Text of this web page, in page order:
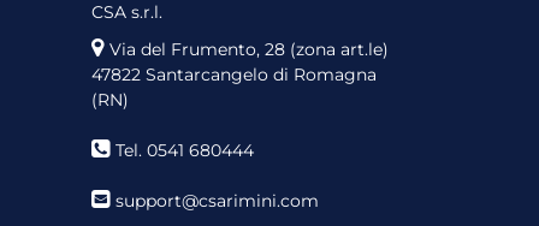
CSA s.r.l.
Via del Frumento, 28 (zona art.le)
47822 Santarcangelo di Romagna
(RN)
Tel. 0541 680444
support@csarimini.com